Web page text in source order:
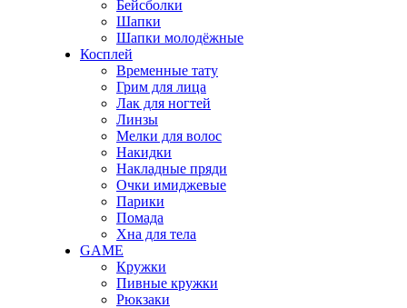
Бейсболки
Шапки
Шапки молодёжные
Косплей
Временные тату
Грим для лица
Лак для ногтей
Линзы
Мелки для волос
Накидки
Накладные пряди
Очки имиджевые
Парики
Помада
Хна для тела
GAME
Кружки
Пивные кружки
Рюкзаки